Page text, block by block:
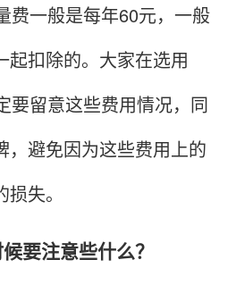
一般是每年60元，一般
起扣除的。大家在选用
要留意这些费用情况，同
，避免因为这些费用上的
失。
要注意些什么？